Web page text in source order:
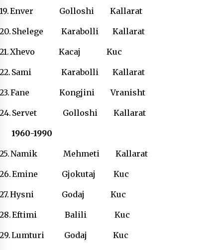
Enver Golloshi Kallarat
Shelege Karabolli Kallarat
Xhevo Kacaj Kuc
Sami Karabolli Kallarat
Fane Kongjini Vranisht
Servet Golloshi Kallarat
1960-1990
Namik Mehmeti Kallarat
Emine Gjokutaj Kuc
Hysni Godaj Kuc
Eftimi Balili Kuc
Lumturi Godaj Kuc